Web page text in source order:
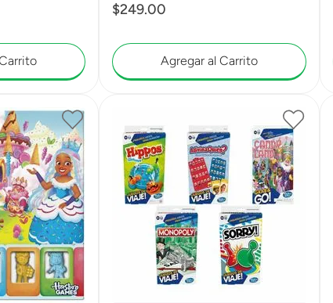
$249.00
Agregar al Carrito